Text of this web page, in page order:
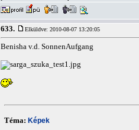
633. Elküldve: 2010-08-07 13:20:05
Benisha v.d. SonnenAufgang
Téma: Képek